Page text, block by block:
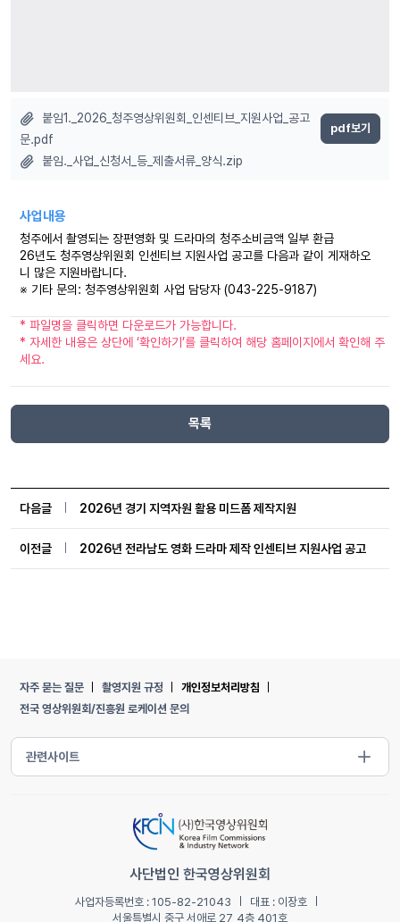
붙임1._2026_청주영상위원회_인센티브_지원사업_공고
문.pdf
pdf보기
붙임._사업_신청서_등_제출서류_양식.zip
사업내용
청주에서 촬영되는 장편영화 및 드라마의 청주소비금액 일부 환급
26년도 청주영상위원회 인센티브 지원사업 공고를 다음과 같이 게재하오
니 많은 지원바랍니다.
※ 기타 문의: 청주영상위원회 사업 담당자 (043-225-9187)
* 파일명을 클릭하면 다운로드가 가능합니다.
* 자세한 내용은 상단에 ‘확인하기’를 클릭하여 해당 홈페이지에서 확인해 주
세요.
목록
다음글 2026년 경기 지역자원 활용 미드폼 제작지원
이전글 2026년 전라남도 영화 드라마 제작 인센티브 지원사업 공고
자주 묻는 질문 촬영지원 규정
개인정보처리방침
전국 영상위원회/진흥원 로케이션 문의
사단법인 한국영상위원회
사업자등록번호 : 105-82-21043
대표 : 이장호
서울특별시 중구 서애로 27, 4층 401호